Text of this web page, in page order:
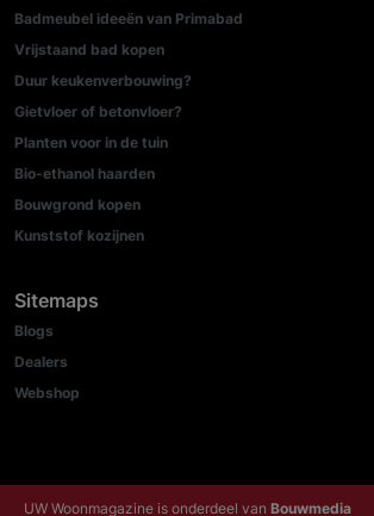
Badmeubel ideeën van Primabad
Vrijstaand bad kopen
Duur keukenverbouwing?
Gietvloer of betonvloer?
Planten voor in de tuin
Bio-ethanol haarden
Bouwgrond kopen
Kunststof kozijnen
Sitemaps
Blogs
Dealers
Webshop
UW Woonmagazine is onderdeel van Bouwmedia